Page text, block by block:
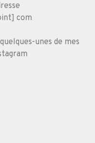
com
unes de mes